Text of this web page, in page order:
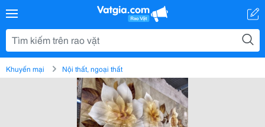
Khuyến mại Nội thất, ngoại thất